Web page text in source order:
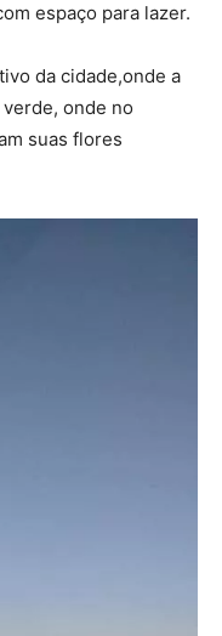
espaço para lazer.
da cidade,onde a
onde no
suas flores